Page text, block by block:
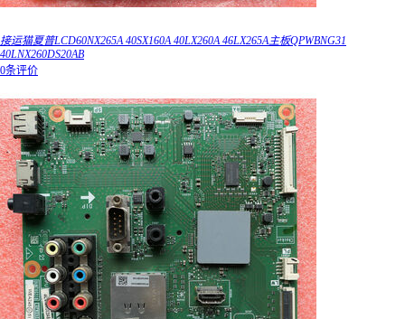
接运猫夏普LCD60NX265A 40SX160A 40LX260A 46LX265A主板QPWBNG31
40LNX260DS20AB
0条评价